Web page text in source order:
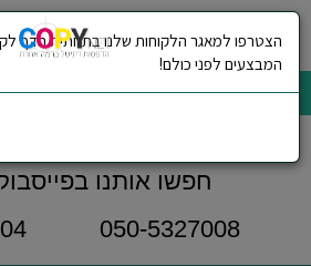
CopyNet הדפסות דיגיטל ברמה אחרת
חפשו אותנו
הצטרפו למאגר הלקוחות שלנו בתחתית הדף
המבצעים לפני כולם!